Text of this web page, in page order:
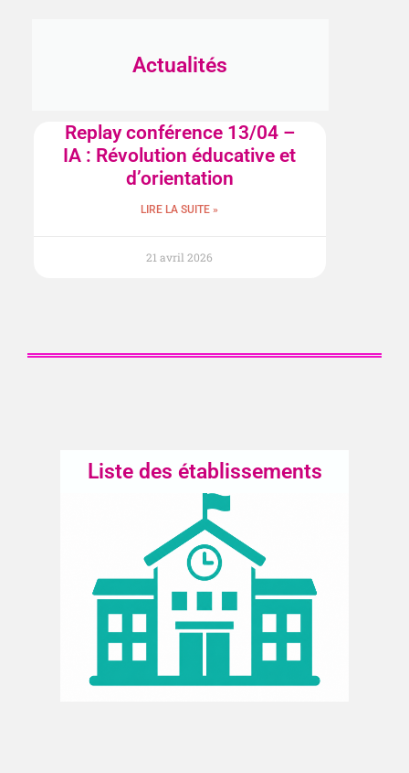
Actualités
Replay conférence 13/04 –
IA : Révolution éducative et
d’orientation
LIRE LA SUITE »
21 avril 2026
Liste des établissements